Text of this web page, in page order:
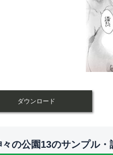
ダウンロード
々の公園13のサンプル・